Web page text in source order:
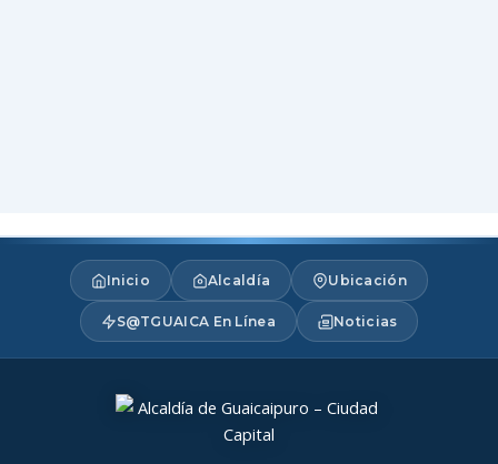
Inicio Alcaldía Ubicación
S@TGUAICA En Línea Noticias